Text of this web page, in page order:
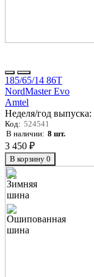
185/65/14 86T
NordMaster Evo
Amtel
Неделя/год выпуска:
Код: 524541
В наличии: 8 шт.
3 450 ₽
В корзину 0